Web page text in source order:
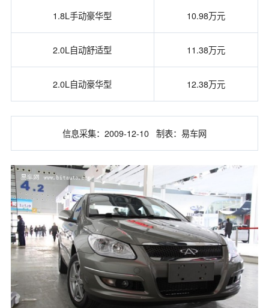
1.8L手动豪华型 10.98万元
2.0L自动舒适型 11.38万元
2.0L自动豪华型 12.38万元
信息采集：2009-12-10 制表：易车网